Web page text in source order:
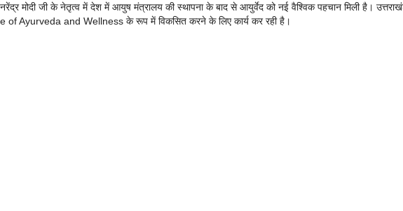
मोदी जी के नेतृत्व में देश में आयुष मंत्रालय की स्थापना के बाद से आयुर्वेद को नई वैश्विक पहचान मिली है।
of Ayurveda and Wellness के रूप में विकसित करने के लिए कार्य कर रही है।